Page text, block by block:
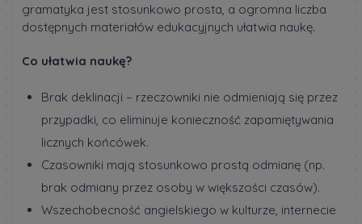
gramatyka jest stosunkowo prosta, a ogromna liczba
dostępnych materiałów edukacyjnych ułatwia naukę.
Co ułatwia naukę?
Brak deklinacji – rzeczowniki nie odmieniają się przez
przypadki, co eliminuje konieczność zapamiętywania
licznych końcówek.
Czasowniki mają stosunkowo prostą odmianę (np.
brak odmiany przez osoby w większości czasów).
Wszechobecność angielskiego w kulturze, internecie